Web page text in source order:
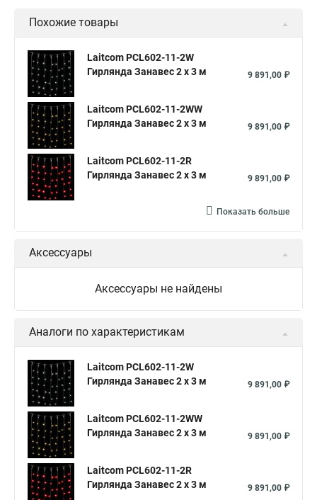
Похожие товары
Laitcom PCL602-11-2W
Гирлянда Занавес 2 x 3 м
9 891,00 ₽
Laitcom PCL602-11-2WW
Гирлянда Занавес 2 x 3 м
9 891,00 ₽
Laitcom PCL602-11-2R
Гирлянда Занавес 2 x 3 м
9 891,00 ₽
Показать больше
Аксессуары
Аксессуары не найдены
Аналоги по характеристикам
Laitcom PCL602-11-2W
Гирлянда Занавес 2 x 3 м
9 891,00 ₽
Laitcom PCL602-11-2WW
Гирлянда Занавес 2 x 3 м
9 891,00 ₽
Laitcom PCL602-11-2R
Гирлянда Занавес 2 x 3 м
9 891,00 ₽